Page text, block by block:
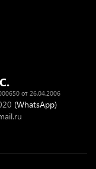
от 26.04.2006
(WhatsApp)